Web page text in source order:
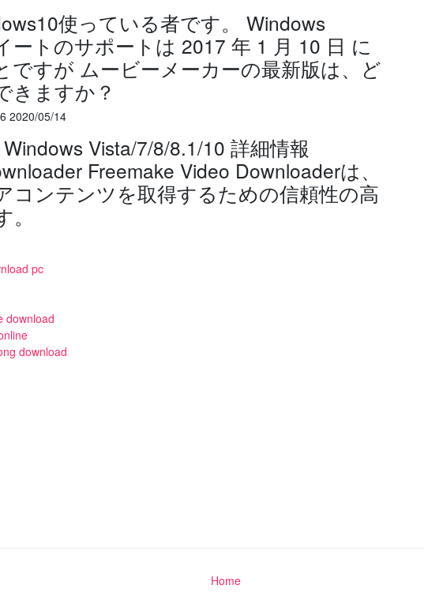
使っている者です。 Windows
ートのサポートは 2017 年 1 月 10 日 に
ですが ムービーメーカーの最新版は、ど
きますか？
2020/05/14
Vista/7/8/8.1/10 詳細情報
Freemake Video Downloaderは、
コンテンツを取得するための信頼性の高
pc
download
download
Home